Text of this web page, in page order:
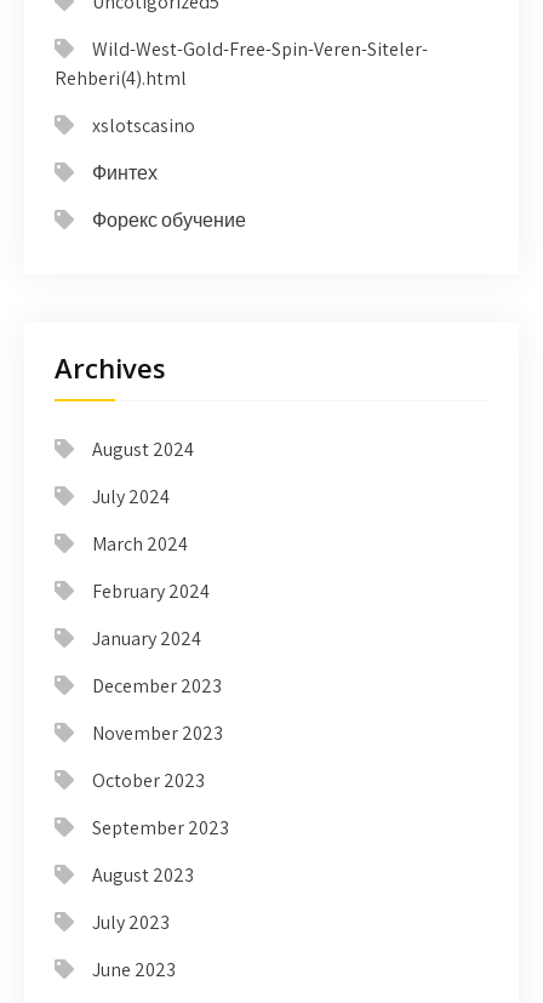
Wild-West-Gold-Free-Spin-Veren-Siteler-
Rehberi(4).html
xslotscasino
Финтех
Форекс обучение
Archives
August 2024
July 2024
March 2024
February 2024
January 2024
December 2023
November 2023
October 2023
September 2023
August 2023
July 2023
June 2023